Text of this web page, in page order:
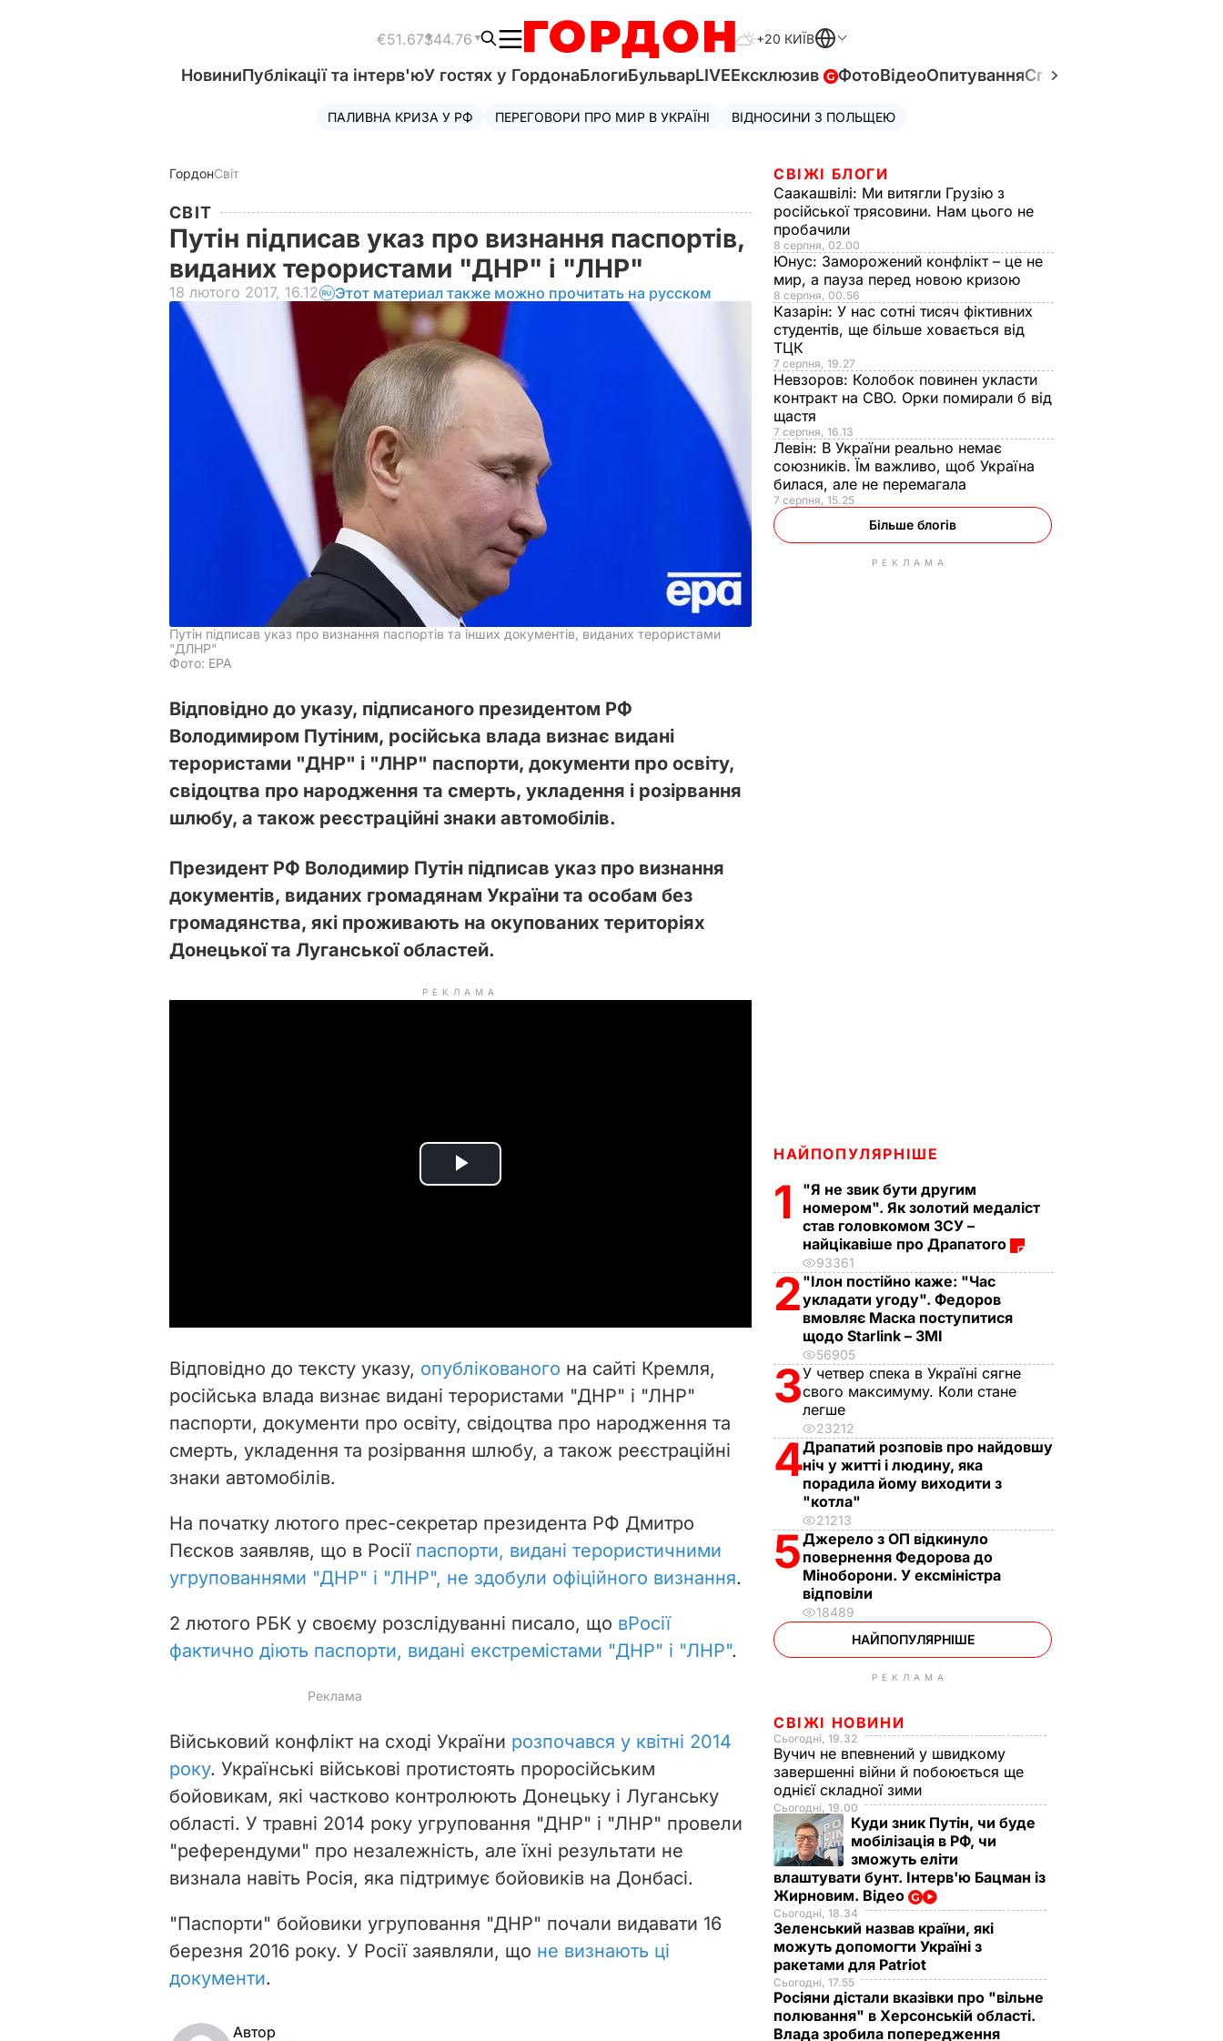
€51.67$44.76 +20 КИЇВ
НовиниПублікації та інтерв'юУ гостях у ГордонаБлогиБульварLIVEЕксклюзив ФотоВідеоОпитуванняСпецпроєкти
ПАЛИВНА КРИЗА У РФ ПЕРЕГОВОРИ ПРО МИР В УКРАЇНІ ВІДНОСИНИ З ПОЛЬЩЕЮ
ГордонСвіт
СВІТ
Путін підписав указ про визнання паспортів,
виданих терористами "ДНР" і "ЛНР"
18 лютого 2017, 16.12 Этот материал также можно прочитать на русском
Путін підписав указ про визнання паспортів та інших документів, виданих терористами
"ДЛНР"
Фото: ЕРА
Відповідно до указу, підписаного президентом РФ
Володимиром Путіним, російська влада визнає видані
терористами "ДНР" і "ЛНР" паспорти, документи про освіту,
свідоцтва про народження та смерть, укладення і розірвання
шлюбу, а також реєстраційні знаки автомобілів.
Президент РФ Володимир Путін підписав указ про визнання
документів, виданих громадянам України та особам без
громадянства, які проживають на окупованих територіях
Донецької та Луганської областей.
РЕКЛАМА
P
i
d
o
Відповідно до тексту указу, опублікованого на сайті Кремля,
російська влада визнає видані терористами "ДНР" і "ЛНР"
паспорти, документи про освіту, свідоцтва про народження та
смерть, укладення та розірвання шлюбу, а також реєстраційні
знаки автомобілів.
На початку лютого прес-секретар президента РФ Дмитро
Пєсков заявляв, що в Росії паспорти, видані терористичними
угрупованнями "ДНР" і "ЛНР", не здобули офіційного визнання.
2 лютого РБК у своєму розслідуванні писало, що вРосії
фактично діють паспорти, видані екстремістами "ДНР" і "ЛНР".
Військовий конфлікт на сході України розпочався у квітні 2014
року. Українські військові протистоять проросійським
бойовикам, які частково контролюють Донецьку і Луганську
області. У травні 2014 року угруповання "ДНР" і "ЛНР" провели
"референдуми" про незалежність, але їхні результати не
визнала навіть Росія, яка підтримує бойовиків на Донбасі.
"Паспорти" бойовики угруповання "ДНР" почали видавати 16
березня 2016 року. У Росії заявляли, що не визнають ці
документи.
Автор
СВІЖІ БЛОГИ
Саакашвілі: Ми витягли Грузію з
російської трясовини. Нам цього не
пробачили
8 серпня, 02.00
Юнус: Заморожений конфлікт – це не
мир, а пауза перед новою кризою
8 серпня, 00.56
Казарін: У нас сотні тисяч фіктивних
студентів, ще більше ховається від
ТЦК
7 серпня, 19.27
Невзоров: Колобок повинен укласти
контракт на СВО. Орки помирали б від
щастя
7 серпня, 16.13
Левін: В України реально немає
союзників. Їм важливо, щоб Україна
билася, але не перемагала
7 серпня, 15.25
Більше блогів
РЕКЛАМА
НАЙПОПУЛЯРНІШЕ
1
"Я не звик бути другим
номером". Як золотий медаліст
став головкомом ЗСУ –
найцікавіше про Драпатого
93361
2 "Ілон постійно каже: "Час
укладати угоду". Федоров
вмовляє Маска поступитися
щодо Starlink – ЗМІ
56905
3У четвер спека в Україні сягне
свого максимуму. Коли стане
легше
23212
4Драпатий розповів про найдовшу
ніч у житті і людину, яка
порадила йому виходити з
"котла"
21213
5Джерело з ОП відкинуло
повернення Федорова до
Міноборони. У ексміністра
відповіли
18489
НАЙПОПУЛЯРНІШЕ
РЕКЛАМА
СВІЖІ НОВИНИ
Сьогодні, 19.32
Вучич не впевнений у швидкому
завершенні війни й побоюється ще
однієї складної зими
Сьогодні, 19.00
Куди зник Путін, чи буде
мобілізація в РФ, чи
зможуть еліти
влаштувати бунт. Інтерв'ю Бацман із
Жирновим. Відео
Сьогодні, 18.34
Зеленський назвав країни, які
можуть допомогти Україні з
ракетами для Patriot
Сьогодні, 17.55
Росіяни дістали вказівки про "вільне
полювання" в Херсонській області.
Влада зробила попередження